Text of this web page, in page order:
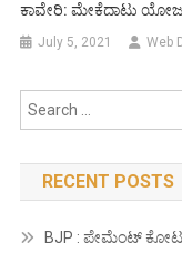
ಕಾವೇರಿ: ಮೇಕೆದಾಟು
July 5, 2021 Web
RECENT POSTS
BJP : ಪೇಮೆಂಟ್